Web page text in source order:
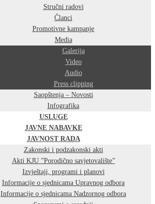
Stručni radovi
Članci
Promotivne kampanje
Media
Galerija
Video
Audio
Press clipping
Saopštenja – Novosti
Infografika
USLUGE
JAVNE NABAVKE
JAVNOST RADA
Zakonski i podzakonski akti
Akti KJU ”Porodično savjetovalište”
Izvještaji, programi i planovi
Informacije o sjednicama Upravnog odbora
Informacije o sjednicama Nadzornog odbora